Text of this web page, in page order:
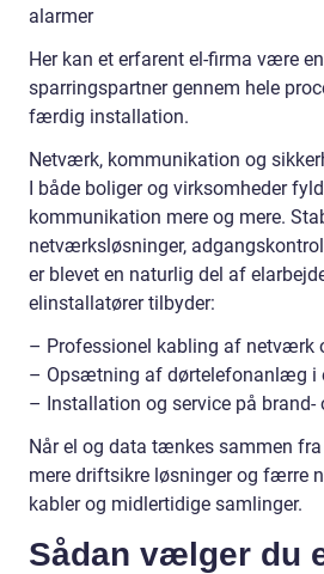
alarmer
Her kan et erfarent el-firma være
sparringspartner gennem hele
færdig installation.
Netværk, kommunikation og
I både boliger og virksomheder
kommunikation mere og mere.
netværksløsninger,
er blevet en naturlig del af
elinstallatører tilbyder:
– Professionel kabling af netværk
– Opsætning af dørtelefonanlæg i
– Installation og service på
Når el og data tænkes sammen
mere driftsikre løsninger og færre
kabler og midlertidige samlinger.
Sådan vælger du